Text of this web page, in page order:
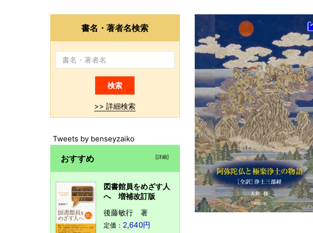
書名・著者名検索
>> 詳細検索
Tweets by benseyzaiko
おすすめ [詳細]
図書館員をめざす人
へ 増補改訂版
後藤敏行 著
定価： 2,640円